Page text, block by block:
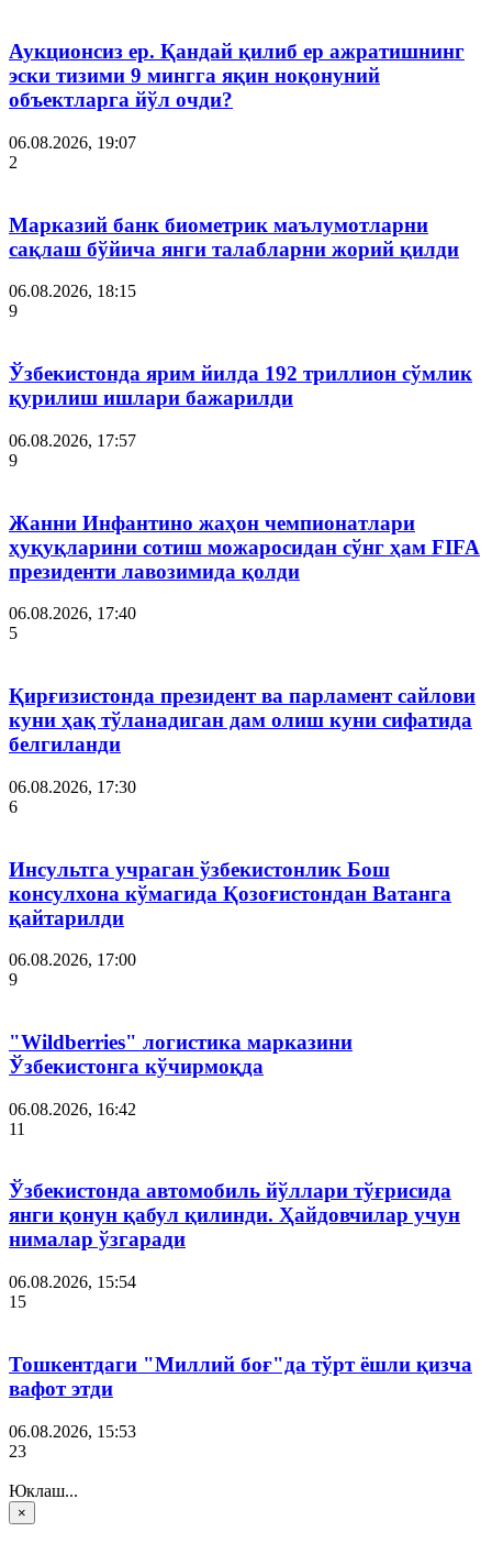
Аукционсиз ер. Қандай қилиб ер ажратишнинг
эски тизими 9 мингга яқин ноқонуний
объектларга йўл очди?
06.08.2026, 19:07
2
Марказий банк биометрик маълумотларни
сақлаш бўйича янги талабларни жорий қилди
06.08.2026, 18:15
9
Ўзбекистонда ярим йилда 192 триллион сўмлик
қурилиш ишлари бажарилди
06.08.2026, 17:57
9
Жанни Инфантино жаҳон чемпионатлари
ҳуқуқларини сотиш можаросидан сўнг ҳам FIFA
президенти лавозимида қолди
06.08.2026, 17:40
5
Қирғизистонда президент ва парламент сайлови
куни ҳақ тўланадиган дам олиш куни сифатида
белгиланди
06.08.2026, 17:30
6
Инсультга учраган ўзбекистонлик Бош
консулхона кўмагида Қозоғистондан Ватанга
қайтарилди
06.08.2026, 17:00
9
"Wildberries" логистика марказини
Ўзбекистонга кўчирмоқда
06.08.2026, 16:42
11
Ўзбекистонда автомобиль йўллари тўғрисида
янги қонун қабул қилинди. Ҳайдовчилар учун
нималар ўзгаради
06.08.2026, 15:54
15
Тошкентдаги "Миллий боғ"да тўрт ёшли қизча
вафот этди
06.08.2026, 15:53
23
Юклаш...
×